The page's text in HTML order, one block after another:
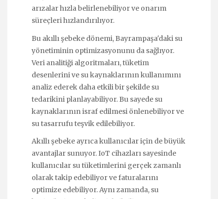
arızalar hızla belirlenebiliyor ve onarım
süreçleri hızlandırılıyor.
Bu akıllı şebeke dönemi, Bayrampaşa'daki su
yönetiminin optimizasyonunu da sağlıyor.
Veri analitiği algoritmaları, tüketim
desenlerini ve su kaynaklarının kullanımını
analiz ederek daha etkili bir şekilde su
tedarikini planlayabiliyor. Bu sayede su
kaynaklarının israf edilmesi önlenebiliyor ve
su tasarrufu teşvik edilebiliyor.
Akıllı şebeke ayrıca kullanıcılar için de büyük
avantajlar sunuyor. IoT cihazları sayesinde
kullanıcılar su tüketimlerini gerçek zamanlı
olarak takip edebiliyor ve faturalarını
optimize edebiliyor. Aynı zamanda, su